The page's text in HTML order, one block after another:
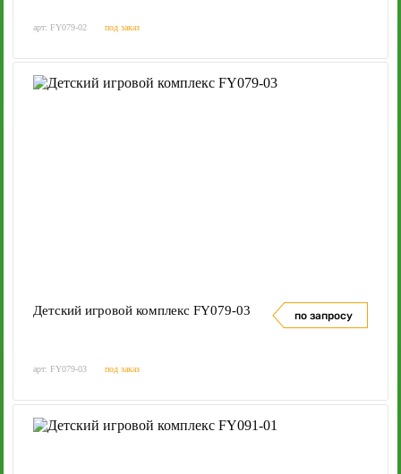
арт: FY079-02 под заказ
Детский игровой комплекс FY079-03 по запросу
арт: FY079-03 под заказ